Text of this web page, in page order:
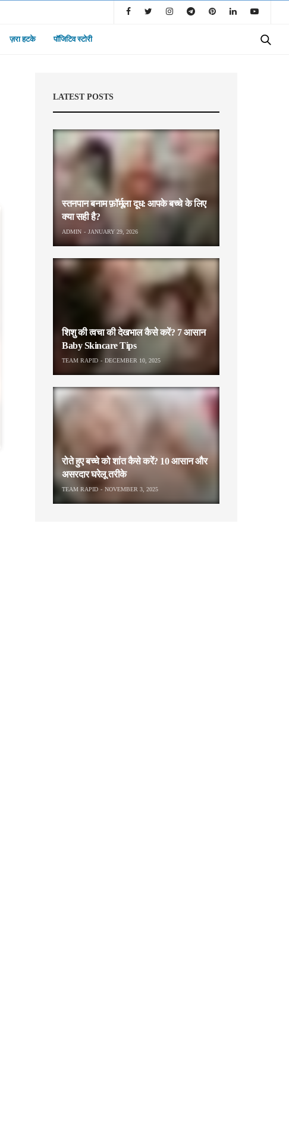
ज़रा हटके पॉजिटिव स्टोरी
LATEST POSTS
स्तनपान बनाम फ़ॉर्मूला दूध: आपके बच्चे के लिए
क्या सही है?
ADMIN JANUARY 29, 2026
शिशु की त्वचा की देखभाल कैसे करें? 7 आसान
Baby Skincare Tips
TEAM RAPID DECEMBER 10, 2025
रोते हुए बच्चे को शांत कैसे करें? 10 आसान और
असरदार घरेलू तरीके
TEAM RAPID NOVEMBER 3, 2025